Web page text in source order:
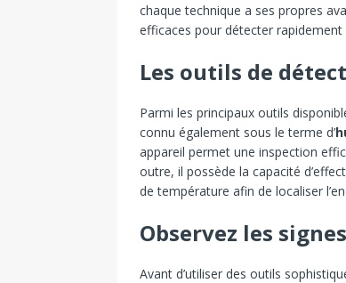
chaque technique a ses propres
efficaces pour détecter rapidement
Les outils de
Parmi les principaux outils
connu également sous le terme d’
appareil permet une inspection
outre, il possède la capacité
de température afin de localiser
Observez les
Avant d’utiliser des outils